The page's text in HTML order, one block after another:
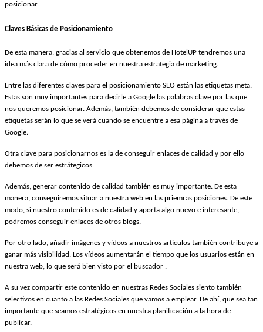
posicionar.
Claves Básicas de Posicionamiento
De esta manera, gracias al servicio que obtenemos de HotelUP tendremos una
idea más clara de cómo proceder en nuestra estrategia de marketing.
Entre las diferentes claves para el posicionamiento SEO están las etiquetas meta.
Estas son muy importantes para decirle a Google las palabras clave por las que
nos queremos posicionar. Además, también debemos de considerar que estas
etiquetas serán lo que se verá cuando se encuentre a esa página a través de
Google.
Otra clave para posicionarnos es la de conseguir enlaces de calidad y por ello
debemos de ser estrátegicos.
Además, generar contenido de calidad también es muy importante. De esta
manera, conseguiremos situar a nuestra web en las priemras posiciones. De este
modo, si nuestro contenido es de calidad y aporta algo nuevo e interesante,
podremos conseguir enlaces de otros blogs.
Por otro lado, añadir imágenes y vídeos a nuestros artículos también contribuye a
ganar más visibilidad. Los vídeos aumentarán el tiempo que los usuarios están en
nuestra web, lo que será bien visto por el buscador .
A su vez compartir este contenido en nuestras Redes Sociales siento también
selectivos en cuanto a las Redes Sociales que vamos a emplear. De ahí, que sea tan
importante que seamos estratégicos en nuestra planificación a la hora de
publicar.